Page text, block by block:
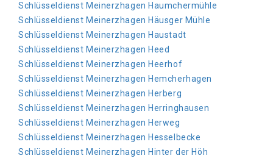
Schlüsseldienst Meinerzhagen Haumchermühle
Schlüsseldienst Meinerzhagen Häusger Mühle
Schlüsseldienst Meinerzhagen Haustadt
Schlüsseldienst Meinerzhagen Heed
Schlüsseldienst Meinerzhagen Heerhof
Schlüsseldienst Meinerzhagen Hemcherhagen
Schlüsseldienst Meinerzhagen Herberg
Schlüsseldienst Meinerzhagen Herringhausen
Schlüsseldienst Meinerzhagen Herweg
Schlüsseldienst Meinerzhagen Hesselbecke
Schlüsseldienst Meinerzhagen Hinter der Höh